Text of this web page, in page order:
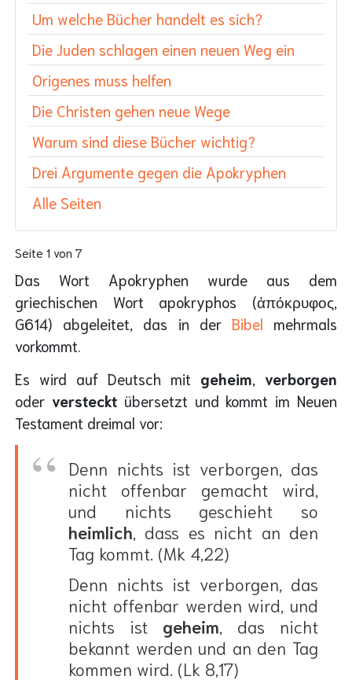
Um welche Bücher handelt es sich?
Die Juden schlagen einen neuen Weg ein
Origenes muss helfen
Die Christen gehen neue Wege
Warum sind diese Bücher wichtig?
Drei Argumente gegen die Apokryphen
Alle Seiten
Seite 1 von 7
Das Wort Apokryphen wurde aus dem
griechischen Wort apokryphos (ἀπόκρυφος,
G614) abgeleitet, das in der Bibel mehrmals
vorkommt.
Es wird auf Deutsch mit geheim, verborgen
oder verstecktübersetzt und kommt im Neuen
Testament dreimal vor:
Denn nichts ist verborgen, das
nicht offenbar gemacht wird,
und nichts geschieht so
heimlich , dass es nicht an den
Tag kommt. (Mk 4,22)
Denn nichts ist verborgen, das
nicht offenbar werden wird, und
nichts ist geheim , das nicht
bekannt werden und an den Tag
kommen wird. (Lk 8,17)